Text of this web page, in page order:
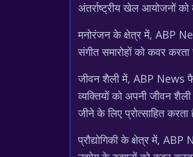
अंतर्राष्ट्रीय खेल आयोजनों
मनोरंजन के क्षेत्र में, ABP
संगीत समारोहों को कवर
जीवन शैली में, ABP News
व्यक्तियों को अपनी जीवन
जीने के लिए प्रोत्साहित करता
प्रौद्योगिकी के क्षेत्र में,